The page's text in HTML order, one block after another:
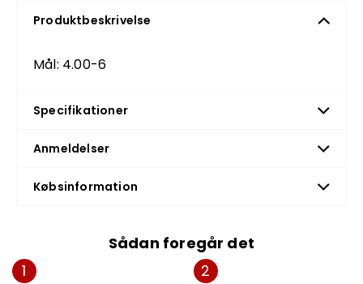
Produktbeskrivelse
Mål: 4.00-6
Specifikationer
Anmeldelser
Købsinformation
Sådan foregår det
1
2